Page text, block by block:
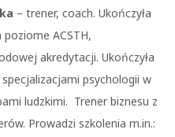
– trener, coach. Ukończyła
ACSTH,
akredytacji. Ukończyła
psychologii w
ludzkimi. Trener biznesu z
Prowadzi szkolenia m.in.: